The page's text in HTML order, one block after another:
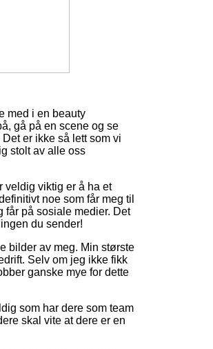
med i en beauty
gå på en scene og se
er ikke så lett som vi
stolt av alle oss
veldig viktig er å ha et
noe som får meg til
får på sosiale medier. Det
du sender!
bilder av meg. Min største
Selv om jeg ikke fikk
ganske mye for dette
som har dere som team
skal vite at dere er en